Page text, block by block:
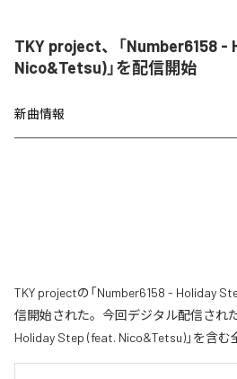
TKY project、「Number6158
Nico&Tetsu)」を配信開始
新曲情報
TKY projectの「Number6158 - Holiday
信開始された。今回デジタル配信され
Holiday Step (feat. Nico&Tetsu)」を含む